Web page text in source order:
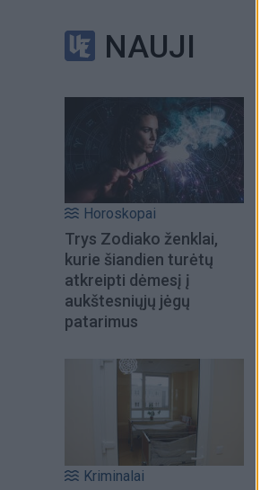
NAUJI
Horoskopai
Trys Zodiako ženklai,
kurie šiandien turėtų
atkreipti dėmesį į
aukštesniųjų jėgų
patarimus
Kriminalai